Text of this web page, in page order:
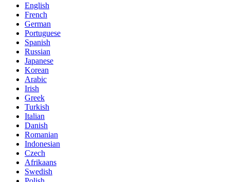
English
French
German
Portuguese
Spanish
Russian
Japanese
Korean
Arabic
Irish
Greek
Turkish
Italian
Danish
Romanian
Indonesian
Czech
Afrikaans
Swedish